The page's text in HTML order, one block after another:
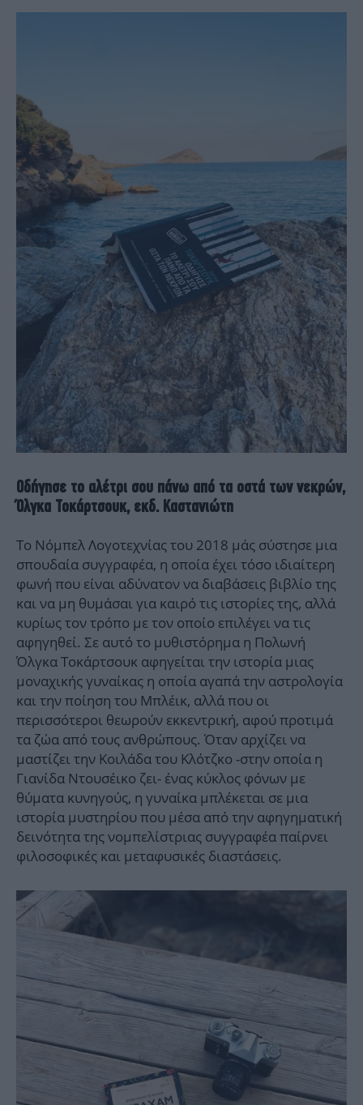
Οδήγησε το αλέτρι σου πάνω από τα οστά των νεκρών,
Όλγκα Τοκάρτσουκ, εκδ. Καστανιώτη
Το Νόμπελ Λογοτεχνίας του 2018 μάς σύστησε μια
σπουδαία συγγραφέα, η οποία έχει τόσο ιδιαίτερη
φωνή που είναι αδύνατον να διαβάσεις βιβλίο της
και να μη θυμάσαι για καιρό τις ιστορίες της, αλλά
κυρίως τον τρόπο με τον οποίο επιλέγει να τις
αφηγηθεί. Σε αυτό το μυθιστόρημα η Πολωνή
Όλγκα Τοκάρτσουκ αφηγείται την ιστορία μιας
μοναχικής γυναίκας η οποία αγαπά την αστρολογία
και την ποίηση του Μπλέικ, αλλά που οι
περισσότεροι θεωρούν εκκεντρική, αφού προτιμά
τα ζώα από τους ανθρώπους. Όταν αρχίζει να
μαστίζει την Κοιλάδα του Κλότζκο -στην οποία η
Γιανίδα Ντουσέικο ζει- ένας κύκλος φόνων με
θύματα κυνηγούς, η γυναίκα μπλέκεται σε μια
ιστορία μυστηρίου που μέσα από την αφηγηματική
δεινότητα της νομπελίστριας συγγραφέα παίρνει
φιλοσοφικές και μεταφυσικές διαστάσεις.